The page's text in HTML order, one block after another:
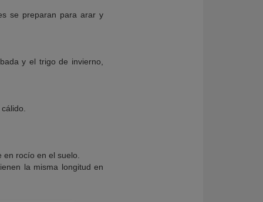
se preparan para arar y
y el trigo de invierno,
rocío en el suelo.
la misma longitud en